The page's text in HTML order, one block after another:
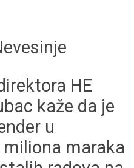
HE
kaže da je
u
maraka